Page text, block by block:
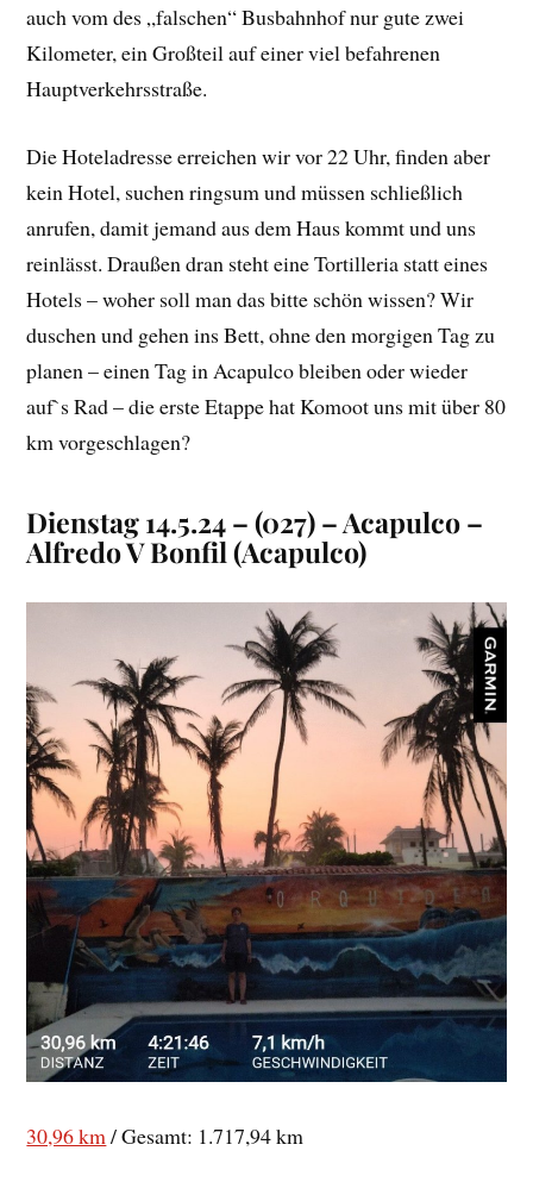
auch vom des „falschen“ Busbahnhof nur gute zwei
Kilometer, ein Großteil auf einer viel befahrenen
Hauptverkehrsstraße.
Die Hoteladresse erreichen wir vor 22 Uhr, finden aber
kein Hotel, suchen ringsum und müssen schließlich
anrufen, damit jemand aus dem Haus kommt und uns
reinlässt. Draußen dran steht eine Tortilleria statt eines
Hotels – woher soll man das bitte schön wissen? Wir
duschen und gehen ins Bett, ohne den morgigen Tag zu
planen – einen Tag in Acapulco bleiben oder wieder
auf`s Rad – die erste Etappe hat Komoot uns mit über 80
km vorgeschlagen?
Dienstag 14.5.24 – (027) – Acapulco –
Alfredo V Bonfil (Acapulco)
30,96 km / Gesamt: 1.717,94 km